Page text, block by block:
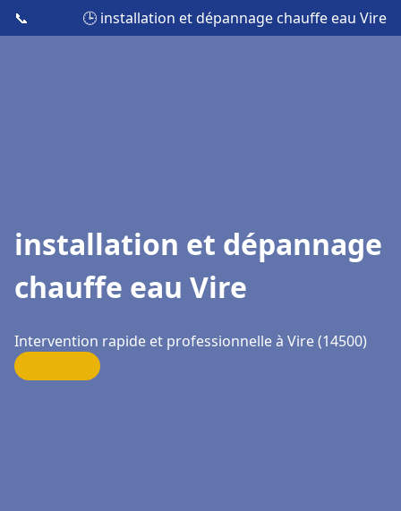
📞 🕒 installation et dépannage chauffe eau Vire
installation et dépannage
chauffe eau Vire
Intervention rapide et professionnelle à Vire (14500)